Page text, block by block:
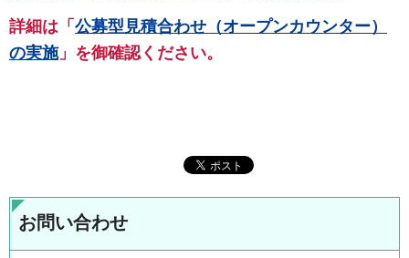
詳細は「 公募型見積合わせ（オープンカウンター）
の実施」を御確認ください。
お問い合わせ